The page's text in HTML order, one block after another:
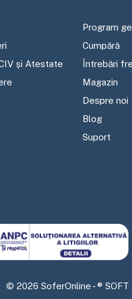
și Atestate
Program
Cumpără
Întrebări
Magazin
Despre noi
Blog
Suport
© 2026 SoferOnline - ® SOFT